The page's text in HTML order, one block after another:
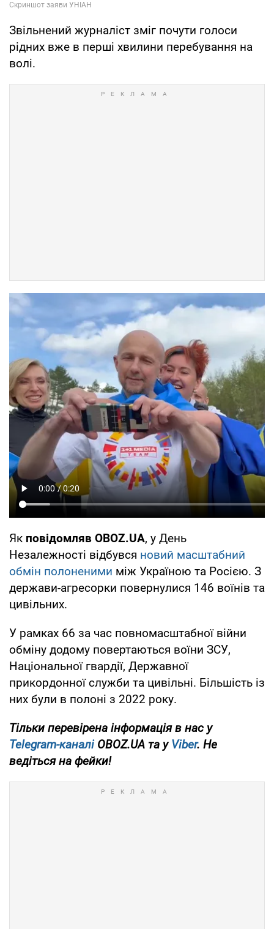
Звільнений журналіст зміг почути голоси
рідних вже в перші хвилини перебування на
волі.
Як повідомляв OBOZ.UA, у День
Незалежності відбувся новий масштабний
обмін полоненими між Україною та Росією. З
держави-агресорки повернулися 146 воїнів та
цивільних.
У рамках 66 за час повномасштабної війни
обміну додому повертаються воїни ЗСУ,
Національної гвардії, Державної
прикордонної служби та цивільні. Більшість із
них були в полоні з 2022 року.
Тільки перевірена інформація в нас у
Telegram-каналіOBOZ.UA та уViber. Не
ведіться на фейки!